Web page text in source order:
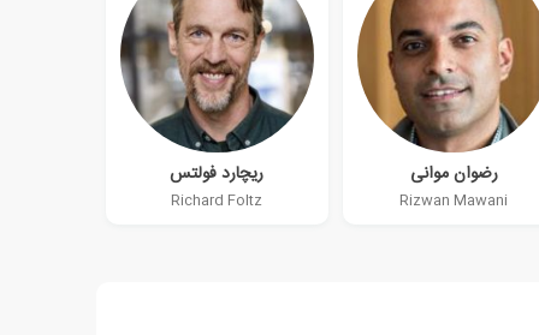
رضوان موانی
Rizwan Mawani
ریچارد فولتس
Richard Foltz